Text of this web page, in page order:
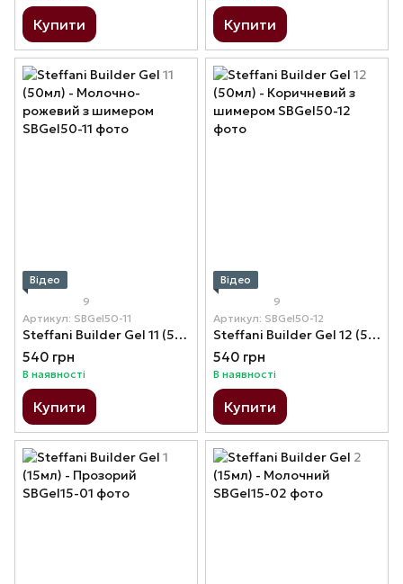
Купити Купити
Відео
9
Артикул: SBGel50-11
Steffani Builder Gel 11 (50мл) - Молочно-рожевий з шимером
540 грн
В наявності
Купити
Відео
9
Артикул: SBGel50-12
Steffani Builder Gel 12 (50мл) - Коричневий з шимером
540 грн
В наявності
Купити